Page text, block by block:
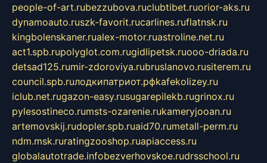
people-of-art.rubezzubova.ruclubtibet.ruorior-aks.ru
dynamoauto.ruszk-favorit.rucarlines.ruflatnsk.ru
kingbolenskaner.rualex-motor.ruastroline.net.ru
act1.spb.rupolyglot.com.rugidlipetsk.ruooo-driada.ru
detsad125.rumir-zdoroviya.rubruslanovo.rusiterem.ru
council.spb.ruлодкипатриот.рфkafekolizey.ru
iclub.net.rugazon-easy.rusugarepilekb.rugrinox.ru
pylesostineco.rumsts-ozarenie.rukameryjooan.ru
artemovskij.rudopler.spb.ruaid70.rumetall-perm.ru
ndm.msk.ruratingzooshop.ruapiaccess.ru
globalautotrade.infobezverhovskoe.rudrsschool.ru